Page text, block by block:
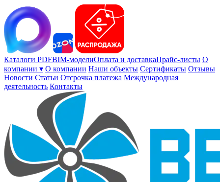
Каталоги PDFBIM-моделиОплата и доставкаПрайс-листы О
компании ▾ О компании Наши объекты Сертификаты Отзывы
Новости Статьи Отсрочка платежа Международная
деятельность Контакты